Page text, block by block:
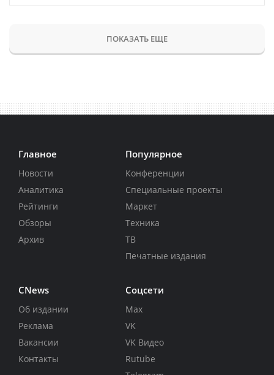
ПОКАЗАТЬ ЕЩЕ
Главное
Новости
Аналитика
Рейтинги
Обзоры
Архив
Популярное
Конференции
Специальные проекты
Маркет
Техника
ТВ
Печатные издания
CNews
Об издании
Реклама
Вакансии
Контакты
Соцсети
Max
VK
VK Видео
Rutube